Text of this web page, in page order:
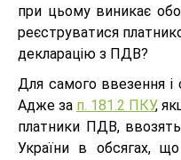
при цьому виникає
реєструватися
декларацію з ПДВ?
Для самого ввезення і
Адже за п. 181.2 ПКУ,
платники ПДВ,
України в обсягах,